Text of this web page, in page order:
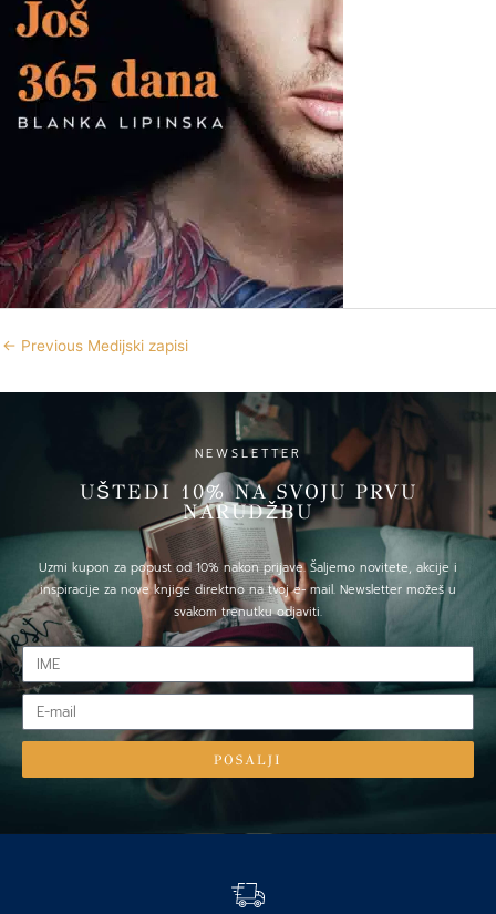
← Previous Medijski zapisi
NEWSLETTER
UŠTEDI 10% NA SVOJU PRVU
NARUDŽBU
Uzmi kupon za popust od 10% nakon prijave. Šaljemo novitete, akcije i
inspiracije za nove knjige direktno na tvoj e- mail. Newsletter možeš u
svakom trenutku odjaviti.
IME
mail
POSALJI